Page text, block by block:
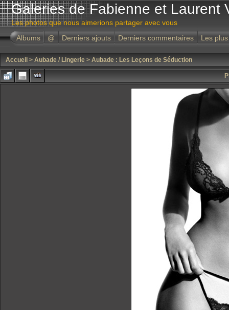
Galeries de Fabienne et Laurent
Les photos que nous aimerions partager avec vous
Albums
@ Derniers ajouts Derniers commentaires Les
Accueil > Aubade / Lingerie > Aubade : Les Leçons de Séduction